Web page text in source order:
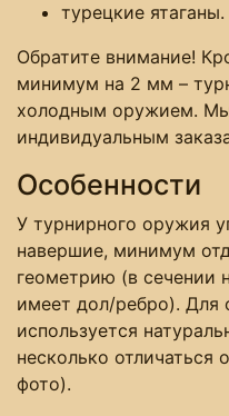
турецкие ятаганы.
Обратите внимание!
минимум на 2 мм –
холодным оружием.
индивидуальным
Особенности
У турнирного оружия
навершие, минимум
геометрию (в сечении
имеет дол/ребро). Для
используется
несколько отличаться
фото).